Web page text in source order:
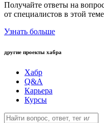
Получайте ответы на
от специалистов в этой
Узнать больше
другие проекты хабра
Хабр
Q&A
Карьера
Курсы